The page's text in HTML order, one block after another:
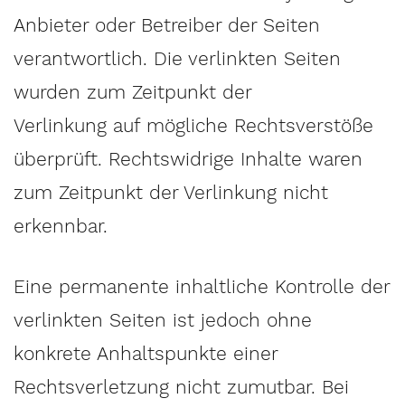
Anbieter oder Betreiber der Seiten
verantwortlich. Die verlinkten Seiten
wurden zum Zeitpunkt der
Verlinkung auf mögliche Rechtsverstöße
überprüft. Rechtswidrige Inhalte waren
zum Zeitpunkt der Verlinkung nicht
erkennbar.
Eine permanente inhaltliche Kontrolle der
verlinkten Seiten ist jedoch ohne
konkrete Anhaltspunkte einer
Rechtsverletzung nicht zumutbar. Bei